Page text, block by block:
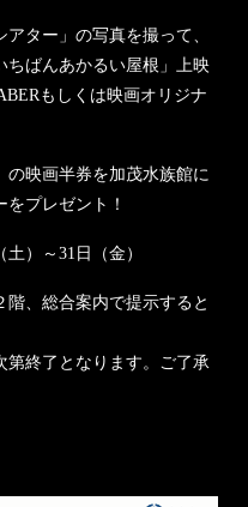
ター」の写真を撮って、
ちばんあかるい屋根」上映
もしくは映画オリジナ
映画半券を加茂水族館に
プレゼント！
）～31日（金）
、総合案内で提示すると
終了となります。ご了承